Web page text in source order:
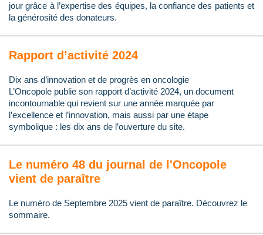
jour grâce à l’expertise des équipes, la confiance des patients et
la générosité des donateurs.
Rapport d’activité 2024
Dix ans d’innovation et de progrès en oncologie
L’Oncopole publie son rapport d’activité 2024, un document
incontournable qui revient sur une année marquée par
l’excellence et l’innovation, mais aussi par une étape
symbolique : les dix ans de l’ouverture du site.
Le numéro 48 du journal de l'Oncopole
vient de paraître
Le numéro de Septembre 2025 vient de paraître. Découvrez le
sommaire.